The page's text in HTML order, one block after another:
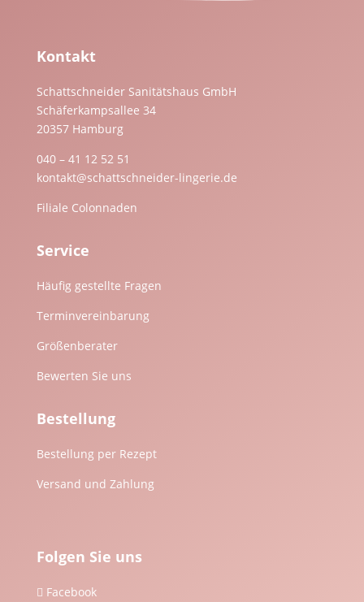
Kontakt
Schattschneider Sanitätshaus GmbH
Schäferkampsallee 34
20357 Hamburg
040 – 41 12 52 51
kontakt@schattschneider-lingerie.de
Filiale Colonnaden
Service
Häufig gestellte Fragen
Terminvereinbarung
Größenberater
Bewerten Sie uns
Bestellung
Bestellung per Rezept
Versand und Zahlung
Folgen Sie uns
 Facebook